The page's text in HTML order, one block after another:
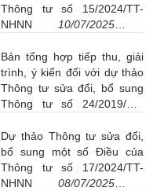
Thông tư số 15/2024/TT-
NHNN
10/07/2025 |
Bản tổng hợp tiếp thu, giải
trình, ý kiến đối với dự thảo
Thông tư sửa đổi, bổ sung
Thông tư số 24/2019/TT-
09:15:00
Dự thảo Thông tư sửa đổi,
bổ sung một số Điều của
Thông tư số 17/2024/TT-
NHNN
08/07/2025 |